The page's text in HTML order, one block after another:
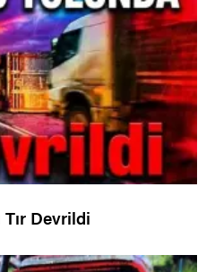
Devrildi